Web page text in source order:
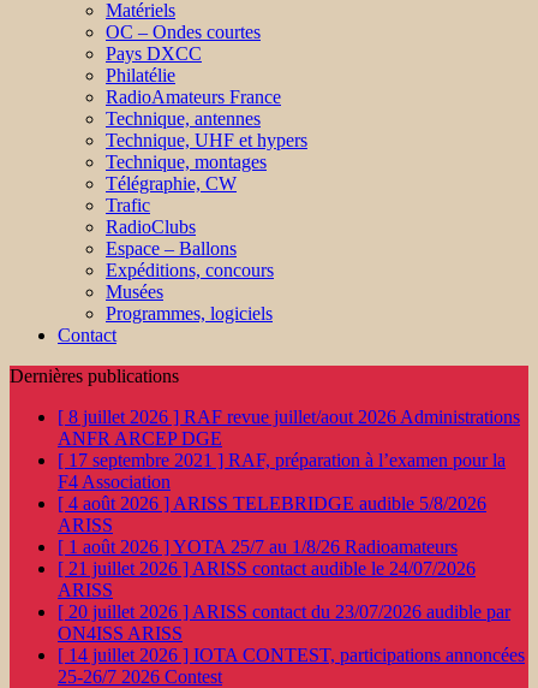
Matériels
OC – Ondes courtes
Pays DXCC
Philatélie
RadioAmateurs France
Technique, antennes
Technique, UHF et hypers
Technique, montages
Télégraphie, CW
Trafic
RadioClubs
Espace – Ballons
Expéditions, concours
Musées
Programmes, logiciels
Contact
Dernières publications
[ 8 juillet 2026 ] RAF revue juillet/aout 2026 Administrations
ANFR ARCEP DGE
[ 17 septembre 2021 ] RAF, préparation à l’examen pour la
F4 Association
[ 4 août 2026 ] ARISS TELEBRIDGE audible 5/8/2026
ARISS
[ 1 août 2026 ]YOTA 25/7 au 1/8/26 Radioamateurs
[ 21 juillet 2026 ] ARISS contact audible le 24/07/2026
ARISS
[ 20 juillet 2026 ] ARISS contact du 23/07/2026 audible par
ON4ISS ARISS
[ 14 juillet 2026 ] IOTA CONTEST, participations annoncées
25-26/7 2026 Contest